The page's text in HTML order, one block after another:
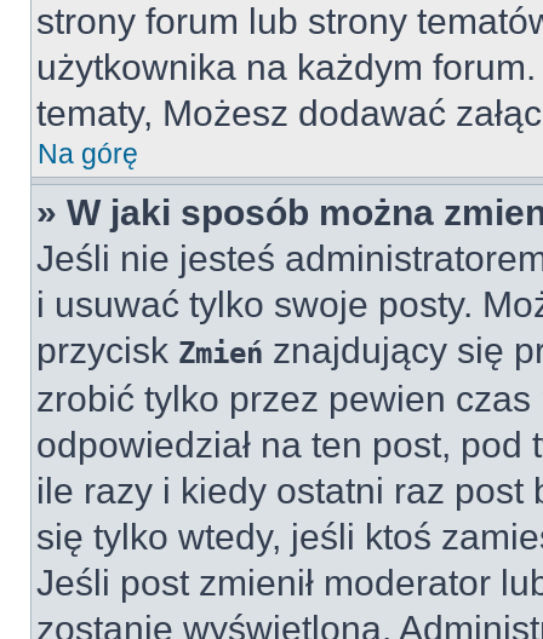
strony forum lub strony
użytkownika na każdym
tematy, Możesz dodawać
Na górę
» W jaki sposób można
Jeśli nie jesteś
i usuwać tylko swoje posty.
przycisk Zmień znajdujący się
zrobić tylko przez pewien
odpowiedział na ten post,
ile razy i kiedy ostatni raz post
się tylko wtedy, jeśli ktoś
Jeśli post zmienił moderator
zostanie wyświetlona.